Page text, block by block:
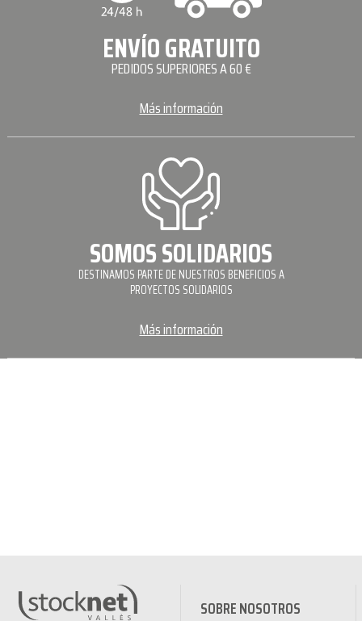
ENVÍO GRATUITO
PEDIDOS SUPERIORES A 60 €
Más información
SOMOS SOLIDARIOS
DESTINAMOS PARTE DE NUESTROS BENEFICIOS A
PROYECTOS SOLIDARIOS
Más información
SOBRE NOSOTROS